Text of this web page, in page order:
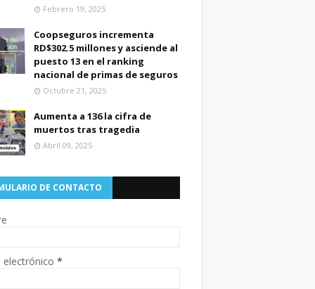
Febrero 19, 2025
Coopseguros incrementa
RD$302.5 millones y asciende al
puesto 13 en el ranking
nacional de primas de seguros
Octubre 21, 2025
Aumenta a 136 la cifra de
muertos tras tragedia
Abril 09, 2025
DE CONTACTO
electrónico *